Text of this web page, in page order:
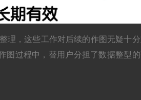
理，这些工作对后续的作图无疑十
图过程中，替用户分担了数据整型